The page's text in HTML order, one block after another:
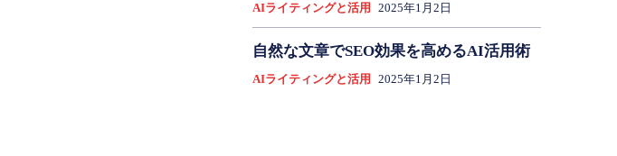
AIライティングと活用 2025年1月2日
自然な文章でSEO効果を高めるAI活用術
AIライティングと活用 2025年1月2日